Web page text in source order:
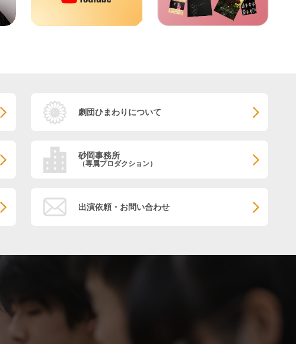
劇団ひまわりについて
砂岡事務所
（専属プロダクション）
出演依頼・お問い合わせ